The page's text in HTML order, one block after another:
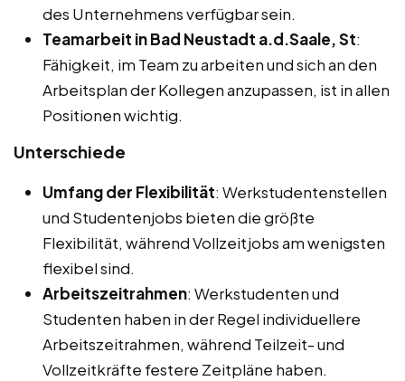
des Unternehmens verfügbar sein.
Teamarbeit in Bad Neustadt a.d.Saale, St:
Fähigkeit, im Team zu arbeiten und sich an den
Arbeitsplan der Kollegen anzupassen, ist in allen
Positionen wichtig.
Unterschiede
Umfang der Flexibilität: Werkstudentenstellen
und Studentenjobs bieten die größte
Flexibilität, während Vollzeitjobs am wenigsten
flexibel sind.
Arbeitszeitrahmen: Werkstudenten und
Studenten haben in der Regel individuellere
Arbeitszeitrahmen, während Teilzeit- und
Vollzeitkräfte festere Zeitpläne haben.